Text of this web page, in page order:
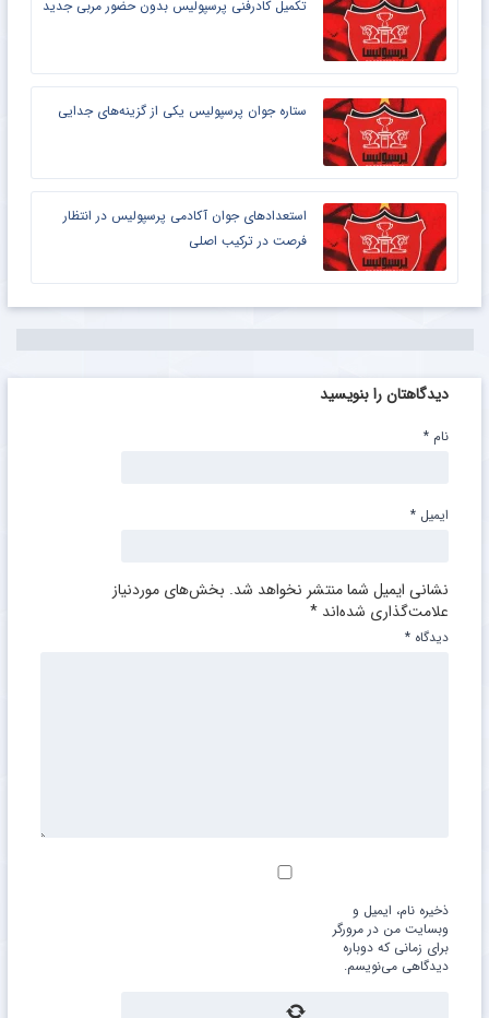
تکمیل کادرفنی پرسپولیس بدون حضور مربی جدید
ستاره جوان پرسپولیس یکی از گزینه‌های جدایی
استعدادهای جوان آکادمی پرسپولیس در انتظار
فرصت در ترکیب اصلی
دیدگاهتان را بنویسید
نشانی ایمیل شما منتشر نخواهد شد. بخش‌های موردنیاز
علامت‌گذاری شده‌اند *
دیدگاه *
نام *
ایمیل *
ذخیره نام، ایمیل و
وبسایت من در مرورگر
برای زمانی که دوباره
دیدگاهی می‌نویسم.